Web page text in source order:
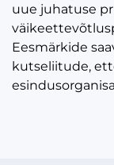
uue juhatuse
Eesmärkide
kutseliitude,